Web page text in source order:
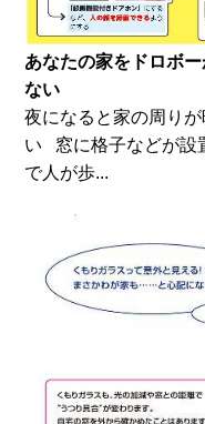
あなたの家をドロボ
ない
夜になると家の周り
い 窓に格子などが設
で人が歩...